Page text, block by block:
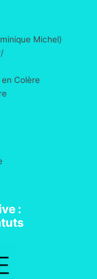
Michel)
Colère
: